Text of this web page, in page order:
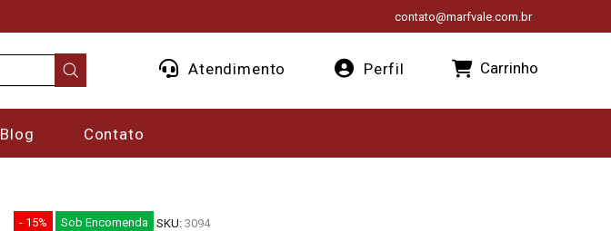
contato@marfvale.com.br
Atendimento Perfil Carrinho
Blog Contato
- 15% Sob Encomenda SKU: 3094